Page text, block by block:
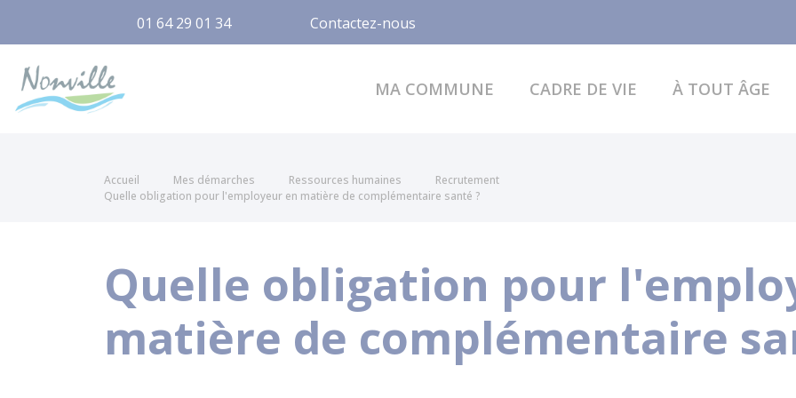
01 64 29 01 34 Contactez-nous
MA COMMUNE CADRE DE VIE À TOUT ÂGE
Accueil Mes démarches Ressources humaines
Recrutement
Quelle obligation pour l'employeur en matière de complémentaire santé ?
Quelle obligation pour
matière de complémentaire